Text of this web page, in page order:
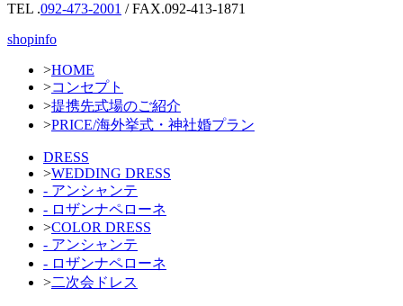
TEL .092-473-2001 / FAX.092-413-1871
shopinfo
>HOME
>コンセプト
>提携先式場のご紹介
>PRICE/海外挙式・神社婚プラン
DRESS
>WEDDING DRESS
- アンシャンテ
- ロザンナペローネ
>COLOR DRESS
- アンシャンテ
- ロザンナペローネ
>二次会ドレス